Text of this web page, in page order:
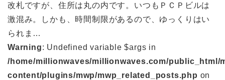
改札ですが、住所は丸の内です。いつもＰＣＰビルは
激混み。しかも、時間制限があるので、ゆっくりはい
られま…
Warning: Undefined variable $args in
/home/millionwaves/millionwaves.com/public_html/
content/plugins/mwp/mwp_related_posts.php on